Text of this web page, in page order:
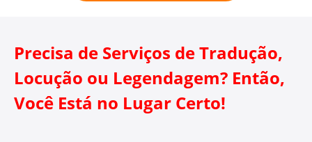
Precisa de Serviços de Tradução,
Locução ou Legendagem? Então,
Você Está no Lugar Certo!